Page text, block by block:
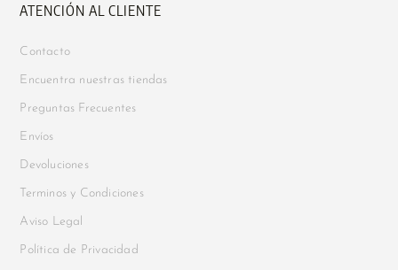
ATENCIÓN AL CLIENTE
Contacto
Encuentra nuestras tiendas
Preguntas Frecuentes
Envíos
Devoluciones
Terminos y Condiciones
Aviso Legal
Política de Privacidad